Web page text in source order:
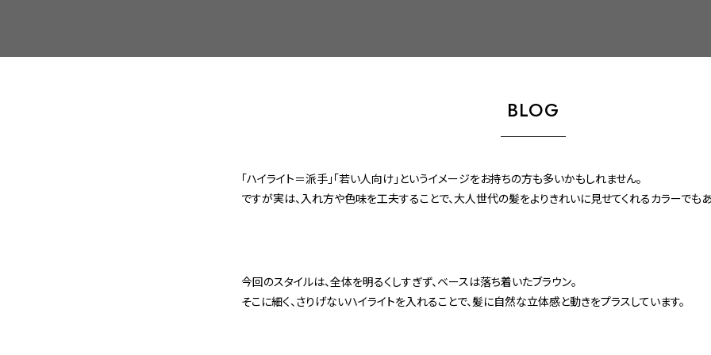
BLOG
「ハイライト＝派手」「若い人向け」というイメージをお持ちの方も多いかもしれません。
ですが実は、入れ方や色味を工夫することで、大人世代の髪をよりきれいに見せてくれるカラーでもあ
今回のスタイルは、全体を明るくしすぎず、ベースは落ち着いたブラウン。
そこに細く、さりげないハイライトを入れることで、髪に自然な立体感と動きをプラスしています。